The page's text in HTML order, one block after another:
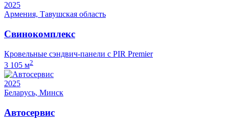
2025
Армения, Тавушская область
Свинокомплекс
Кровельные сэндвич-панели с PIR Premier
3 105 м2
2025
Беларусь, Минск
Автосервис